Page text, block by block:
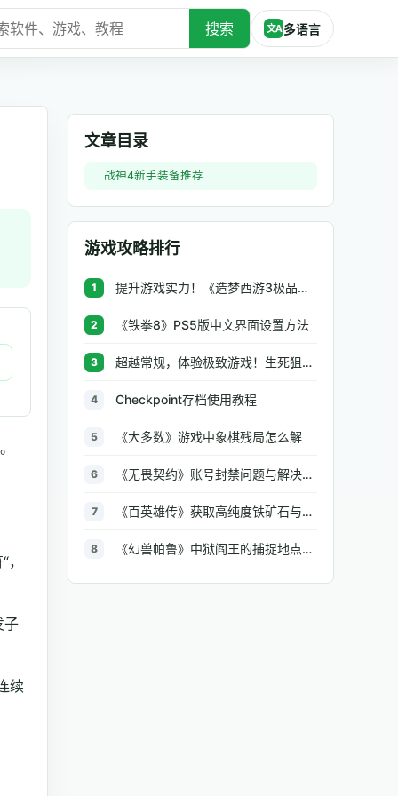
搜索 文A 多语言
子
续
文章目录
战神4新手装备推荐
游戏攻略排行
1 提升游戏实力！《造梦西游3极品辅助》让你秒杀BOSS、逆天属性一键修改
2 《铁拳8》PS5版中文界面设置方法
3 超越常规，体验极致游戏！生死狙击极品辅助工具助你无往不利
4 Checkpoint存档使用教程
5 《大多数》游戏中象棋残局怎么解
6 《无畏契约》账号封禁问题与解决方法汇总
7 《百英雄传》获取高纯度铁矿石与大型铁矿石的地点介绍
8 《幻兽帕鲁》中狱阎王的捕捉地点与策略全解析